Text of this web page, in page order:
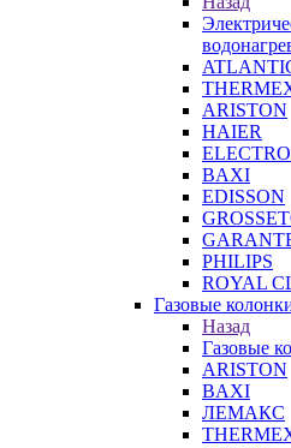
ARISTON
HAIER
BAXI
EDISSON
PHILIPS
ROYAL
Газовые
Назад
Газовые
ARISTON
BAXI
ЛЕМАКС